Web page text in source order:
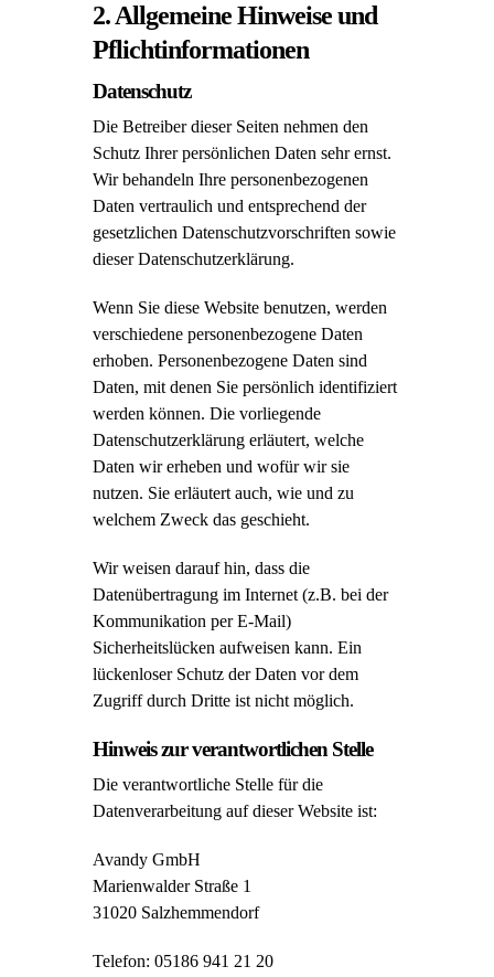
2. Allgemeine Hinweise und
Pflichtinformationen
Datenschutz
Die Betreiber dieser Seiten nehmen den
Schutz Ihrer persönlichen Daten sehr ernst.
Wir behandeln Ihre personenbezogenen
Daten vertraulich und entsprechend der
gesetzlichen Datenschutzvorschriften sowie
dieser Datenschutzerklärung.
Wenn Sie diese Website benutzen, werden
verschiedene personenbezogene Daten
erhoben. Personenbezogene Daten sind
Daten, mit denen Sie persönlich identifiziert
werden können. Die vorliegende
Datenschutzerklärung erläutert, welche
Daten wir erheben und wofür wir sie
nutzen. Sie erläutert auch, wie und zu
welchem Zweck das geschieht.
Wir weisen darauf hin, dass die
Datenübertragung im Internet (z.B. bei der
Kommunikation per E-Mail)
Sicherheitslücken aufweisen kann. Ein
lückenloser Schutz der Daten vor dem
Zugriff durch Dritte ist nicht möglich.
Hinweis zur verantwortlichen Stelle
Die verantwortliche Stelle für die
Datenverarbeitung auf dieser Website ist:
Avandy GmbH
Marienwalder Straße 1
31020 Salzhemmendorf
Telefon: 05186 941 21 20